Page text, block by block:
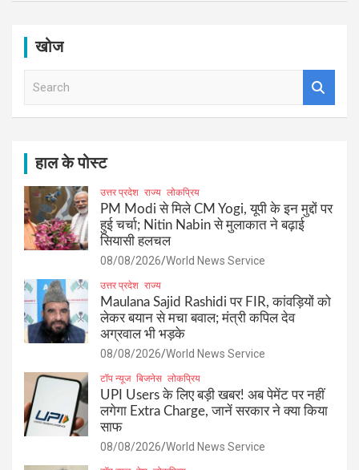
खोज
हाल के पोस्ट
उत्तर प्रदेश राज्य लोकप्रिय
PM Modi से मिले CM Yogi, यूपी के इन मुद्दों पर
हुई चर्चा; Nitin Nabin से मुलाकात ने बढ़ाई
सियासी हलचल
08/08/2026 World News Service
उत्तर प्रदेश राज्य
Maulana Sajid Rashidi पर FIR, कांवड़ियों को
लेकर बयान से मचा बवाल; मंत्री कपिल देव
अग्रवाल भी भड़के
08/08/2026 World News Service
टॉप न्यूज बिजनेस लोकप्रिय
UPI Users के लिए बड़ी खबर! अब पेमेंट पर नहीं
लगेगा Extra Charge, जानें सरकार ने क्या किया
साफ
08/08/2026 World News Service